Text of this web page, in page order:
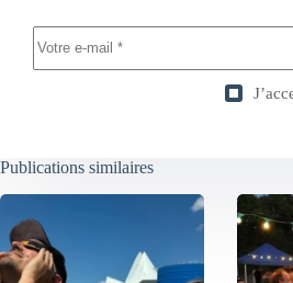
Publications similaires